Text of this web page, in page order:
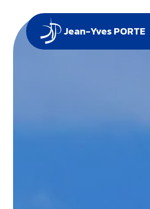
Jean-Yves PORTE
Panneau de gestion des cookies